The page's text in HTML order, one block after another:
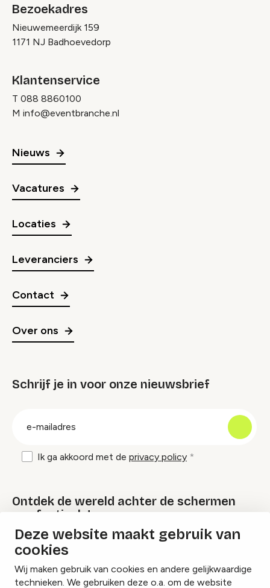
Deze website maakt gebruik van
cookies
Wij maken gebruik van cookies en andere gelijkwaardige
technieken. We gebruiken deze o.a. om de website
Bezoekadres
Nieuwemeerdijk 159
1171 NJ Badhoevedorp
Klantenservice
T 088 8860100
M info@eventbranche.nl
Nieuws
Vacatures
Locaties
Leveranciers
Contact
Over ons
Schrijf je in voor onze nieuwsbrief
Ik ga akkoord met de privacy policy
Ontdek de wereld achter de schermen
van festivals!
Lees onze Festival Specials